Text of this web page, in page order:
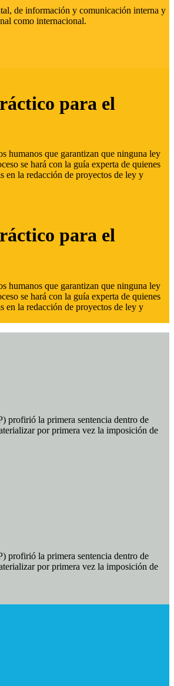
de información y comunicación interna y
como internacional.
para el
humanos que garantizan que ninguna ley
se hará con la guía experta de quienes
en la redacción de proyectos de ley y
para el
humanos que garantizan que ninguna ley
se hará con la guía experta de quienes
en la redacción de proyectos de ley y
profirió la primera sentencia dentro de
por primera vez la imposición de
profirió la primera sentencia dentro de
por primera vez la imposición de